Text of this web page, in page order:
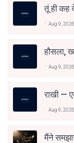
तूं ही कह
Aug 9, 2026
हौसला,
Aug 9, 2026
राखी —
Aug 9, 2026
मैंने